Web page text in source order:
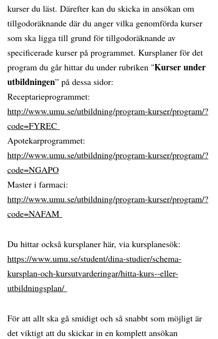
kurser du läst. Därefter kan du skicka in ansökan om
tillgodoräknande där du anger vilka genomförda kurser
som ska ligga till grund för tillgodoräknande av
specificerade kurser på programmet. Kursplaner för det
program du går hittar du under rubriken "Kurser under
utbildningen” på dessa sidor:
Receptarieprogrammet:
http://www.umu.se/utbildning/program-kurser/program/?
code=FYREC
Apotekarprogrammet:
http://www.umu.se/utbildning/program-kurser/program/?
code=NGAPO
Master i farmaci:
http://www.umu.se/utbildning/program-kurser/program/?
code=NAFAM
Du hittar också kursplaner här, via kursplanesök:
https://www.umu.se/student/dina-studier/schema-
kursplan-och-kursutvarderingar/hitta-kurs--eller-
utbildningsplan/
För att allt ska gå smidigt och så snabbt som möjligt är
det viktigt att du skickar in en komplett ansökan